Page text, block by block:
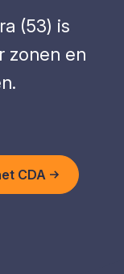
(53) is
zonen en
CDA